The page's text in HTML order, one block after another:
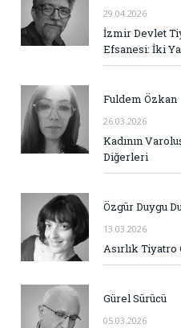
29.04.2026
İzmir Devlet
Efsanesi: İki
Fuldem Özkan
26.03.2026
Kadının
Diğerleri
Özgür Duygu
13.03.2026
Asırlık Tiyatro
Gürel Sürücü
05.03.2026